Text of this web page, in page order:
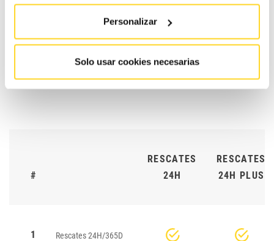
Personalizar
Solo usar cookies necesarias
1
cobertura en piezas
#
RESCATES
24H
RESCATES
24H PLUS
1 Rescates 24H/365D